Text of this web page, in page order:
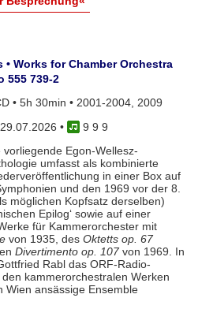
Works for Chamber Orchestra
555 739-2
• 5h 30min • 2001-2004, 2009
29.07.2026 •
9 9 9
vorliegende Egon-Wellesz-
umfasst als kombinierte
in einer Box auf
und den 1969 vor der 8.
möglichen Kopfsatz derselben)
Epilog‘ sowie auf einer
für Kammerorchester mit
von 1935, des Oktetts op. 67
Divertimento op. 107von 1969. In
Rabl das ORF-Radio-
kammerorchestralen Werken
Wien ansässige Ensemble